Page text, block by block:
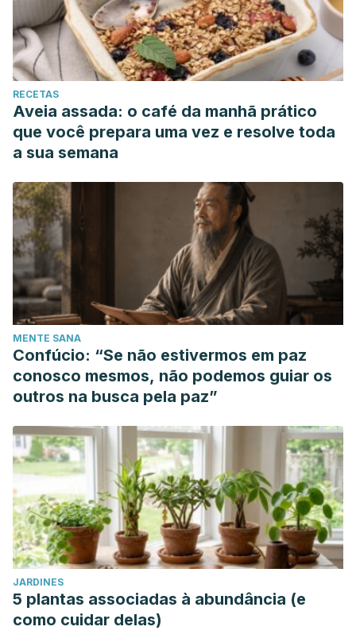
RECETAS
Aveia assada: o café da manhã prático
que você prepara uma vez e resolve toda
a sua semana
MENTE SANA
Confúcio: “Se não estivermos em paz
conosco mesmos, não podemos guiar os
outros na busca pela paz”
JARDINES
5 plantas associadas à abundância (e
como cuidar delas)